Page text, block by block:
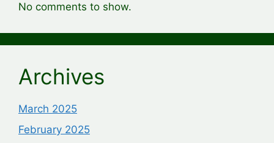
No comments to show.
Archives
March 2025
February 2025